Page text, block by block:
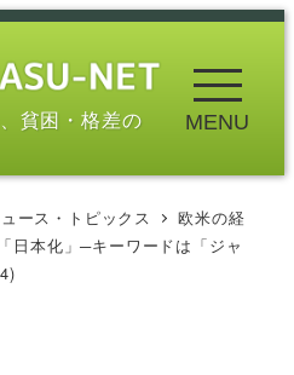
貧困・格差の MENU
ース・トピックス
欧米の経
日本化」─キーワードは「ジャ